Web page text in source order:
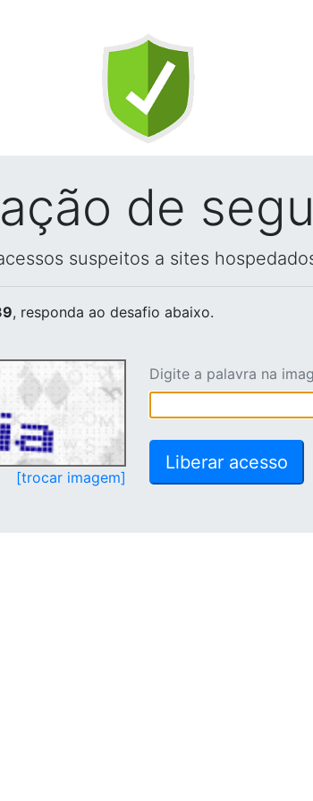
de
suspeitos a sites
, responda ao desafio abaixo.
[trocar imagem]
Digite a palavra na